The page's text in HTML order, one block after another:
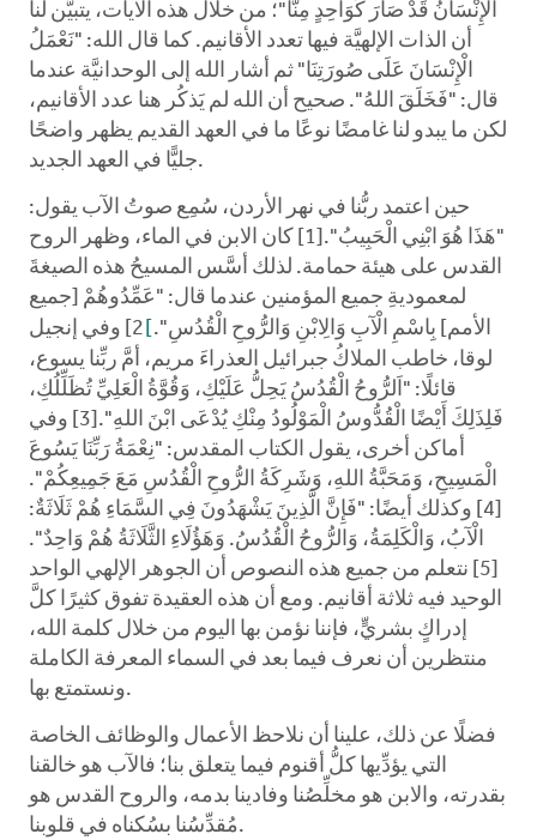
الْإِنْسَانُ قَدْ صَارَ كَوَاحِدٍ مِنَّا"؛ من خلال هذه الآيات، يتبيَّن لنا
أن الذات الإلهيَّة فيها تعدد الأقانيم. كما قال الله: "نَعْمَلُ
الْإِنْسَانَ عَلَى صُورَتِنَا" ثم أشار الله إلى الوحدانيَّة عندما
قال: "فَخَلَقَ اللهُ". صحيح أن الله لم يَذكُر هنا عدد الأقانيم،
لكن ما يبدو لنا غامضًا نوعًا ما في العهد القديم يظهر واضحًا
جليًّا في العهد الجديد.
حين اعتمد ربُّنا في نهر الأردن، سُمِع صوتُ الآب يقول:
"هَذَا هُوَ ابْنِي الْحَبِيبُ".[1] كان الابن في الماء، وظهر الروح
القدس على هيئة حمامة. لذلك أسَّس المسيحُ هذه الصيغةَ
لمعموديةِ جميع المؤمنين عندما قال: "عَمِّدُوهُمْ [جميع
الأمم] بِاسْمِ الْآبِ وَالِابْنِ وَالرُّوحِ الْقُدُسِ".
2] وفي إنجيل
لوقا، خاطب الملاكُ جبرائيل العذراءَ مريم، أمَّ ربِّنا يسوع،
قائلًا: "اَلرُّوحُ الْقُدُسُ يَحِلُّ عَلَيْكِ، وَقُوَّةُ الْعَلِيِّ تُظَلِّلُكِ،
فَلِذَلِكَ أَيْضًا الْقُدُّوسُ الْمَوْلُودُ مِنْكِ يُدْعَى ابْنَ اللهِ".[3] وفي
أماكن أخرى، يقول الكتاب المقدس: "نِعْمَةُ رَبِّنَا يَسُوعَ
الْمَسِيحِ، وَمَحَبَّةُ اللهِ، وَشَرِكَةُ الرُّوحِ الْقُدُسِ مَعَ جَمِيعِكُمْ".
[4] وكذلك أيضًا: "فَإِنَّ الَّذِينَ يَشْهَدُونَ فِي السَّمَاءِ هُمْ ثَلَاثَةٌ:
الْآبُ، وَالْكَلِمَةُ، وَالرُّوحُ الْقُدُسُ. وَهَؤُلَاءِ الثَّلَاثَةُ هُمْ وَاحِدٌ".
[5] نتعلم من جميع هذه النصوص أن الجوهر الإلهي الواحد
الوحيد فيه ثلاثة أقانيم. ومع أن هذه العقيدة تفوق كثيرًا كلَّ
إدراكٍ بشريٍّ، فإننا نؤمن بها اليوم من خلال كلمة الله،
منتظرين أن نعرف فيما بعد في السماء المعرفة الكاملة
ونستمتع بها.
فضلًا عن ذلك، علينا أن نلاحظ الأعمال والوظائف الخاصة
التي يؤدِّيها كلُّ أقنوم فيما يتعلق بنا؛ فالآب هو خالقنا
بقدرته، والابن هو مخلِّصُنا وفادينا بدمه، والروح القدس هو
مُقدِّسُنا بسُكناه في قلوبنا.